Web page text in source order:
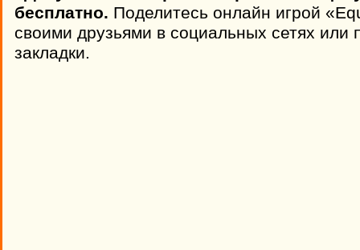
бесплатно. Поделитесь онлайн игрой
своими друзьями в социальных сетях или
закладки.